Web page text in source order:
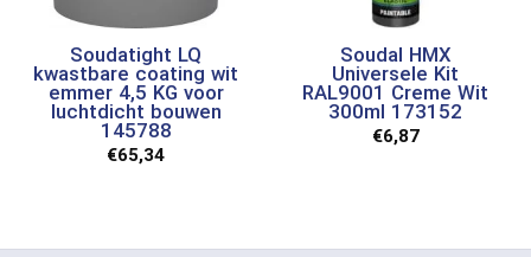
Soudatight LQ
kwastbare coating wit
emmer 4,5 KG voor
luchtdicht bouwen
145788
€65,34
Soudal HMX
Universele Kit
RAL9001 Creme Wit
300ml 173152
€6,87